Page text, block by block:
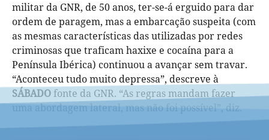
militar da GNR, de 50 anos, ter-se-á erguido para dar
ordem de paragem, mas a embarcação suspeita (com
as mesmas características das utilizadas por redes
criminosas que traficam haxixe e cocaína para a
Península Ibérica) continuou a avançar sem travar.
“Aconteceu tudo muito depressa”, descreve à
SÁBADOfonte da GNR. “As regras mandam fazer
uma abordagem lateral, mas não foi possível”, diz.